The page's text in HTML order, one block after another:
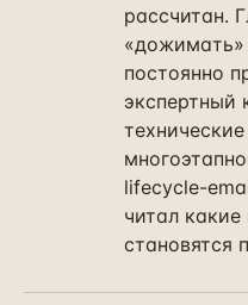
рассчитан.
«дожимать»
постоянно
экспертный
lifecycle-
читал
становятся